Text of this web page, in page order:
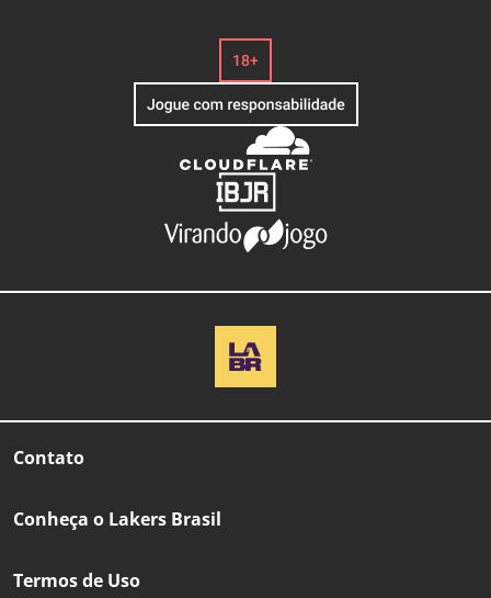
Contato
Conheça o Lakers Brasil
Termos de Uso